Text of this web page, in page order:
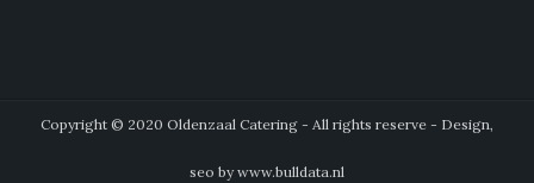
Copyright © 2020 Oldenzaal Catering - All rights reserve - Design,
seo by www.bulldata.nl